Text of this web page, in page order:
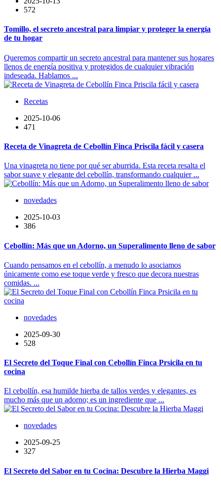
572
Tomillo, el secreto ancestral para limpiar y proteger la energía
de tu hogar
Queremos compartir un secreto ancestral para mantener sus hogares
llenos de energía positiva y protegidos de cualquier vibración
indeseada. Hablamos ...
Recetas
2025-10-06
471
Receta de Vinagreta de Cebollín Finca Priscila fácil y casera
Una vinagreta no tiene por qué ser aburrida. Esta receta resalta el
sabor suave y elegante del cebollín, transformando cualquier ...
novedades
2025-10-03
386
Cebollín: Más que un Adorno, un Superalimento lleno de sabor
Cuando pensamos en el cebollín, a menudo lo asociamos
únicamente como ese toque verde y fresco que decora nuestras
comidas. ...
novedades
2025-09-30
528
El Secreto del Toque Final con Cebollín Finca Prsicila en tu
cocina
El cebollín, esa humilde hierba de tallos verdes y elegantes, es
mucho más que un adorno; es un ingrediente que ...
novedades
2025-09-25
327
El Secreto del Sabor en tu Cocina: Descubre la Hierba Maggi